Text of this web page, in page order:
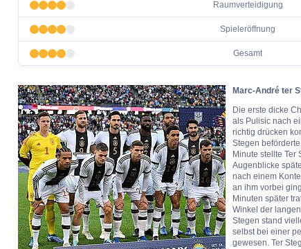
Raumverteidigung
Spieleröffnung
Gesamt
Marc-André ter
Die erste dicke
als Pulisic nach
richtig drücken
Stegen
Minute stellte Ter
Augenblicke
nach einem
an ihm vorbei
Minuten später
Winkel der
Stegen stand
selbst bei einer
gewesen. Ter